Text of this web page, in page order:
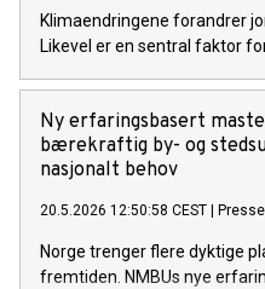
Klimaendringene forandrer
Likevel er en sentral faktor
Ny erfaringsbasert
bærekraftig by- og
nasjonalt behov
20.5.2026 12:50:58 CEST
Norge trenger flere dyktige
fremtiden. NMBUs nye